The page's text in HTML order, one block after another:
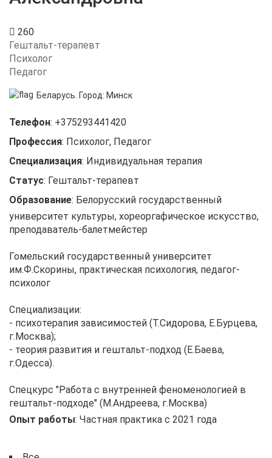
260
Гештальт-терапевт
Психолог
Педагог
Беларусь. Город: Минск
Телефон: +375293441420
Профессия: Психолог, Педагог
Специализация: Индивидуальная терапия
Статус: Гештальт-терапевт
Образование: Белорусский государственный
университет культуры, хореоргафическое искусство,
преподаватель-балетмейстер
Гомельский государственный университет
им.Ф.Скорины, практическая психология, педагог-
психолог
Специализации:
- психотерапия зависимостей (Т.Сидорова, Е.Бурцева,
г.Москва);
- теория развития и гештальт-подход (Е.Баева,
г.Одесса).
Спецкурс "Работа с внутренней феноменологией в
гештальт-подходе" (М.Андреева, г.Москва)
Опыт работы: Частная практика с 2021 года